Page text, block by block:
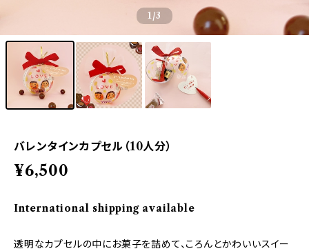
1/3
バレンタインカプセル（10人分）
¥6,500
International shipping available
透明なカプセルの中にお菓子を詰めて、ころんとかわいいスイー